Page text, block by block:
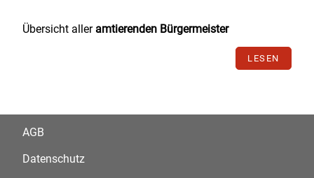
Übersicht aller amtierenden Bürgermeister
LESEN
AGB
Datenschutz